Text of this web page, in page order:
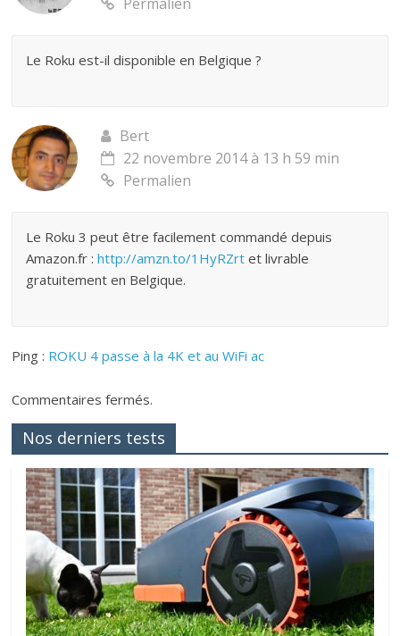
Permalien
Le Roku est-il disponible en Belgique ?
Bert
22 novembre 2014 à 13 h 59 min
Permalien
Le Roku 3 peut être facilement commandé depuis
Amazon.fr :http://amzn.to/1HyRZrt et livrable
gratuitement en Belgique.
Ping : ROKU 4 passe à la 4K et au WiFi ac
Commentaires fermés.
Nos derniers tests